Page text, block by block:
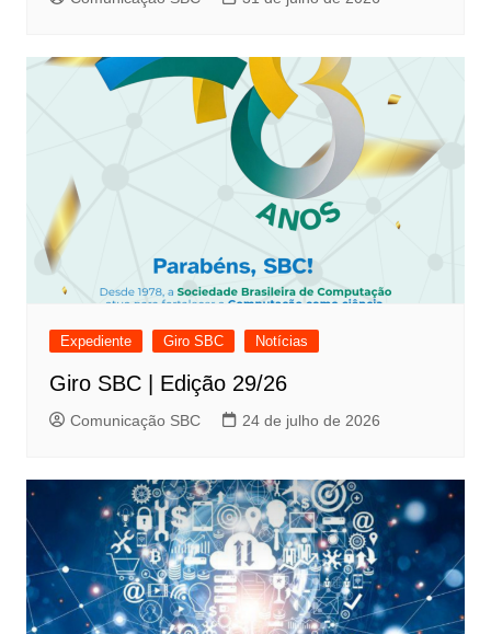
Expediente Giro SBC Notícias
Giro SBC | Edição 29/26
Comunicação SBC 24 de julho de 2026